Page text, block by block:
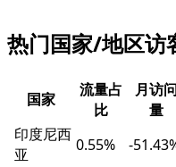
热门国家/地区访
国家
流量占
比
月访
量
印度尼西
亚
0.55% -